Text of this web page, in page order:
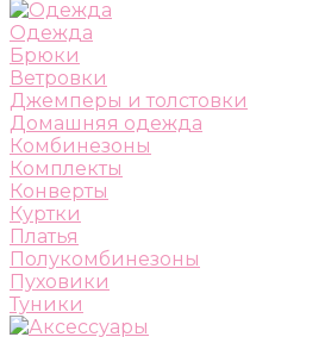
Одежда
Брюки
Ветровки
Джемперы и толстовки
Домашняя одежда
Комбинезоны
Комплекты
Конверты
Куртки
Платья
Полукомбинезоны
Пуховики
Туники